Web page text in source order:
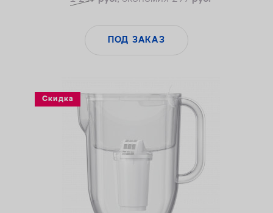
ПОД ЗАКАЗ
Скидка